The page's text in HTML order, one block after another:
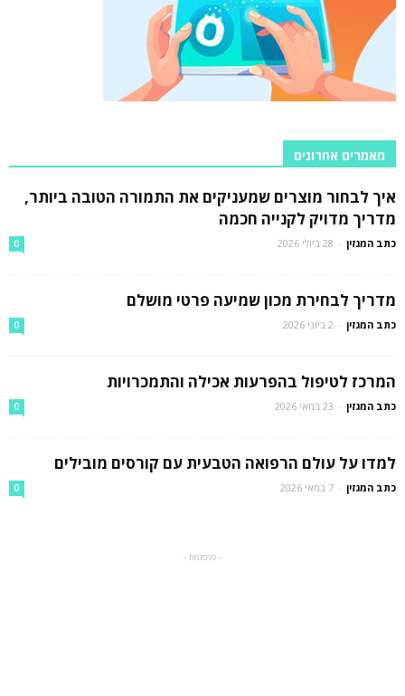
מאמרים אחרונים
איך לבחור מוצרים שמעניקים את התמורה הטובה ביותר,
מדריך מדויק לקנייה חכמה
כתב המגזין - 28 ביולי 2026 0
מדריך לבחירת מכון שמיעה פרטי מושלם
כתב המגזין - 2 ביוני 2026 0
המרכז לטיפול בהפרעות אכילה והתמכרויות
כתב המגזין - 23 במאי 2026 0
למדו על עולם הרפואה הטבעית עם קורסים מובילים
כתב המגזין - 7 במאי 2026 0
- פרסומת -